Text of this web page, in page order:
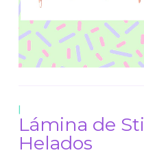
|
Lámina de
Helados